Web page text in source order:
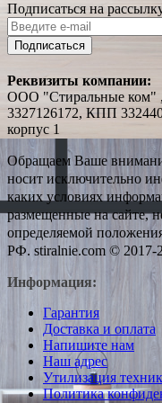
Подписаться на
Подписаться
Реквизиты компании:
ООО "Стиральные ком"
3327126172, КПП
корпус 1
Обращаем Ваше
носит исключительно
каких условиях
размещенные на сайте,
определяемой
РФ. stiralnie.com © 2017-
Информация:
Гарантия
Доставка и оплата
Напишите нам
Наш адрес
Утилизация
Политика